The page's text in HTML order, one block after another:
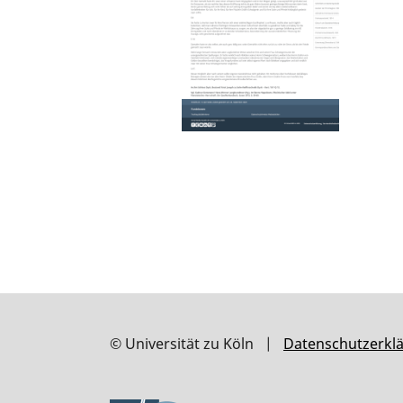
© Universität zu Köln |